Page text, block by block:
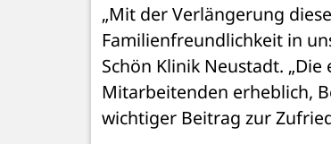
„Mit der Verlängerung
Familienfreundlichkeit in
Schön Klinik Neustadt.
Mitarbeitenden erheblich,
wichtiger Beitrag zur